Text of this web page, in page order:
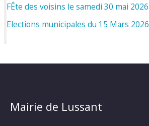
FÊte des voisins le samedi 30 mai 2026
Elections municipales du 15 Mars 2026
Mairie de Lussant